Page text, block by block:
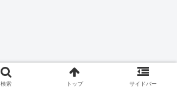
検索 トップ サイドバー